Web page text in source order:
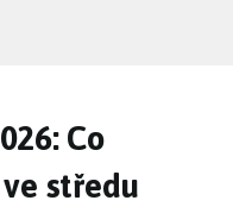
Co
středu